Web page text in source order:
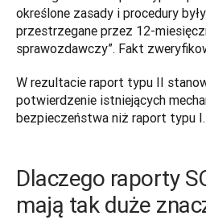
określone zasady i procedury
przestrzegane przez 12-
sprawozdawczy”. Fakt
W rezultacie raport typu II
potwierdzenie istniejących
bezpieczeństwa niż raport typu I.
Dlaczego raporty
mają tak duże